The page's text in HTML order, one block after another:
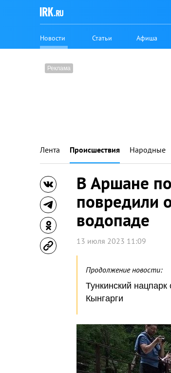
Новости Статьи Афиша
Лента Происшествия Народные
В Аршане
повредили
водопаде
13 июля 2023 11:09
Продолжение новости:
Тункинский
Кынгарги